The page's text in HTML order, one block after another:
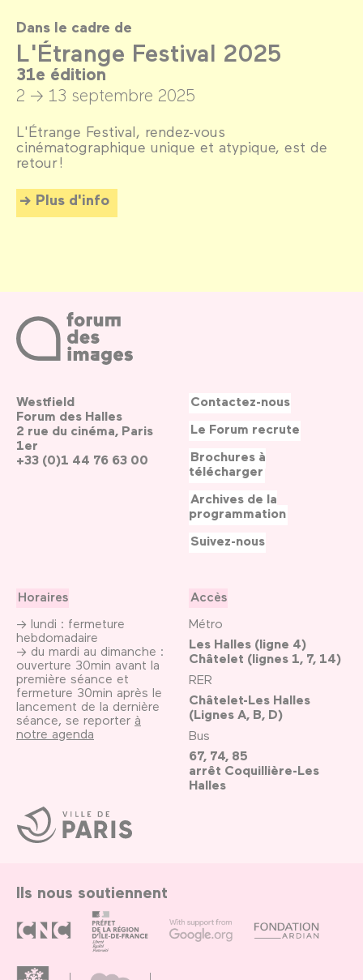
Dans le cadre de
L'Étrange Festival 2025
31e édition
2 → 13 septembre 2025
L'Étrange Festival, rendez-vous
cinématographique unique et atypique, est de
retour !
Plus d'info
Ville
de
Paris
Westfield
Forum des Halles
2 rue du cinéma, Paris
1er
+33 (0)1 44 76 63 00
Horaires
→ lundi : fermeture
hebdomadaire
→ du mardi au dimanche :
ouverture 30min avant la
première séance et
fermeture 30min après le
lancement de la dernière
séance, se reporter à
notre agenda
Accès
Métro
Les Halles (ligne 4)
Châtelet (lignes 1, 7, 14)
RER
Châtelet-Les Halles
(Lignes A, B, D)
Bus
67, 74, 85
arrêt Coquillière-Les
Halles
Contactez-nous
Le Forum recrute
Brochures à
télécharger
Archives de la
programmation
Suivez-nous
Ils nous soutiennent